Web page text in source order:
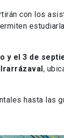
con los
el 3 de
,
hasta las